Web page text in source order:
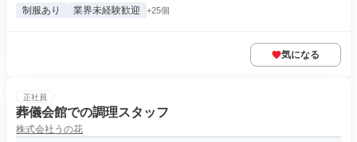
制服あり 業界未経験歓迎 +25個
気になる
正社員
葬儀会館での調理スタッフ
株式会社うの花